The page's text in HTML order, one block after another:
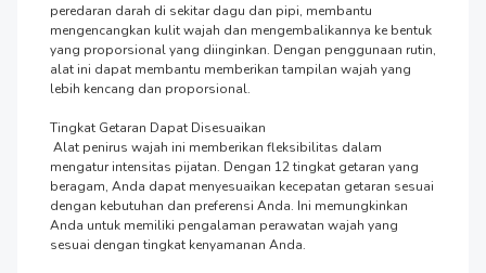
peredaran darah di sekitar dagu dan pipi, membantu
mengencangkan kulit wajah dan mengembalikannya ke bentuk
yang proporsional yang diinginkan. Dengan penggunaan rutin,
alat ini dapat membantu memberikan tampilan wajah yang
lebih kencang dan proporsional.
Tingkat Getaran Dapat Disesuaikan
mengatur intensitas pijatan. Dengan 12 tingkat getaran yang
beragam, Anda dapat menyesuaikan kecepatan getaran sesuai
dengan kebutuhan dan preferensi Anda. Ini memungkinkan
Anda untuk memiliki pengalaman perawatan wajah yang
sesuai dengan tingkat kenyamanan Anda.